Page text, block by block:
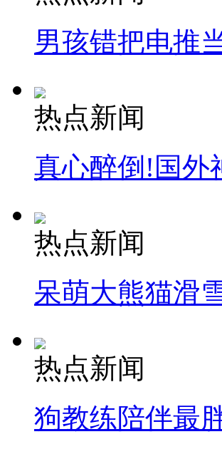
男孩错把电推
热点新闻
真心醉倒!国外
热点新闻
呆萌大熊猫滑
热点新闻
狗教练陪伴最